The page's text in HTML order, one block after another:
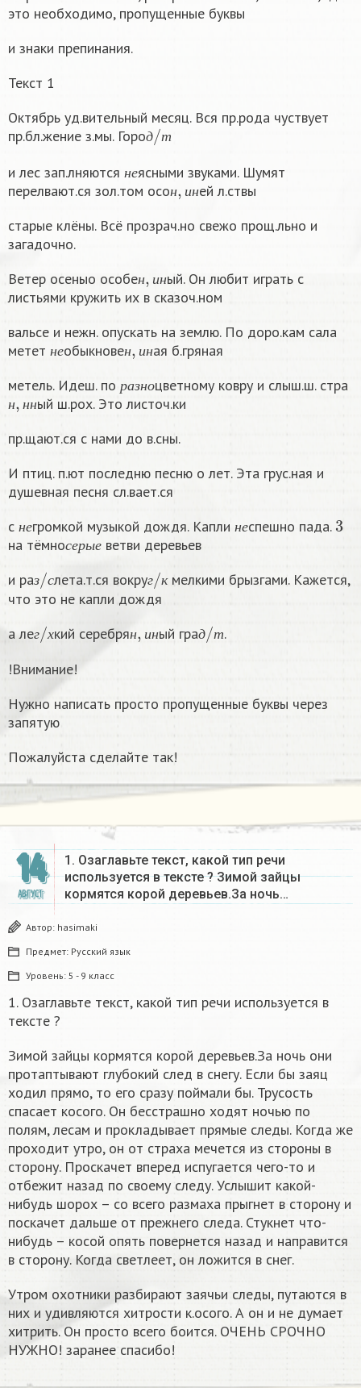
это необходимо, пропущенные буквы
и знаки препинания.
Текст 1
Октябрь уд.вительный месяц. Вся пр.рода чуствует
пр.бл.жение з.мы. Горо д т
д/т
и лес зап.лняются н е ясными звуками. Шумят
перелвают.ся зол.том осо н ин
н, ин
ей л.ствы
старые клёны. Всё прозрач.но свежо прощ.льно и
загадочно.
Ветер осеныо особен ин ый. Он любит играть с
листьями кружить их в сказоч.ном
вальсе и нежн. опускать на землю. По доро.кам сала
метет
н е
н е
обыкновен ин
н,ин
ая б.гряная
метель. Идеш. по
р а з н о цветному ковру и слыш.ш. стра
н нн
н,нн
ый ш.рох. Это листоч.ки
пр.щают.ся с нами до в.сны.
И птиц. п.ют последню песню о лет. Эта грус.ная и
душевная песня сл.вает.ся
с
н е громкой музыкой дождя. Капли н е спешно пада.
3
на тёмно с е р ые
серые
ветви деревьев
и раз с
/
лета.т.ся вокруг к
/к
мелкими брызгами. Кажется,
что это не капли дождя
а лег х
/х
кий серебрян ин ый град т
/
.
!Внимание!
Нужно написать просто пропущенные буквы через
запятую
Пожалуйста сделайте так!
14
АВГУСТ
1. Озаглавьте текст, какой тип речи
используется в тексте ? Зимой зайцы
кормятся корой деревьев.За ночь…
Автор: hasimaki
Предмет: Русский язык
Уровень: 5 - 9 класс
1. Озаглавьте текст, какой тип речи используется в
тексте ?
Зимой зайцы кормятся корой деревьев.За ночь они
протаптывают глубокий след в снегу. Если бы заяц
ходил прямо, то его сразу поймали бы. Трусость
спасает косого. Он бесстрашно ходят ночью по
полям, лесам и прокладывает прямые следы. Когда же
проходит утро, он от страха мечется из стороны в
сторону. Проскачет вперед испугается чего-то и
отбежит назад по своему следу. Услышит какой-
нибудь шорох – со всего размаха прыгнет в сторону и
поскачет дальше от прежнего следа. Стукнет что-
нибудь – косой опять повернется назад и направится
в сторону. Когда светлеет, он ложится в снег.
Утром охотники разбирают заячьи следы, путаются в
них и удивляются хитрости к.осого. А он и не думает
хитрить. Он просто всего боится. ОЧЕНЬ СРОЧНО
НУЖНО! заранее спасибо!